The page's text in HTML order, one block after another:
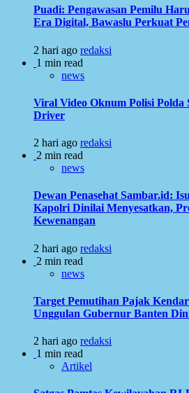
Puadi: Pengawasan Pemilu
Era Digital, Bawaslu Perkuat
2 hari ago redaksi
1 min read
news
Viral Video Oknum Polisi Polda
Driver
2 hari ago redaksi
2 min read
news
Dewan Penasehat Sambar.id:
Kapolri Dinilai Menyesatkan,
Kewenangan
2 hari ago redaksi
2 min read
news
Target Pemutihan Pajak
Unggulan Gubernur Banten
2 hari ago redaksi
1 min read
Artikel